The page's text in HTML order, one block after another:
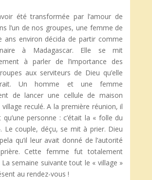
été transformée par l’amour de
l’un de nos groupes, une femme de
ans environ décida de partir comme
à Madagascar. Elle se mit
à parler de l’importance des
aux serviteurs de Dieu qu’elle
Un homme et une femme
de lancer une cellule de maison
village reculé. A la première réunion, il
qu’une personne : c’était la « folle du
Le couple, déçu, se mit à prier. Dieu
qu’il leur avait donné de l’autorité
Cette femme fut totalement
La semaine suivante tout le « village »
au rendez-vous !